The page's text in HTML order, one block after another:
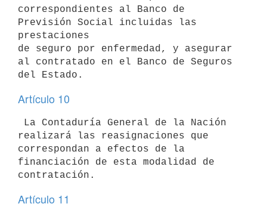
correspondientes al Banco de
Previsión Social incluidas las
prestaciones
de seguro por enfermedad, y asegurar
al contratado en el Banco de Seguros
Artículo 10
realizará las reasignaciones que
correspondan a efectos de la
financiación de esta modalidad de
Artículo 11